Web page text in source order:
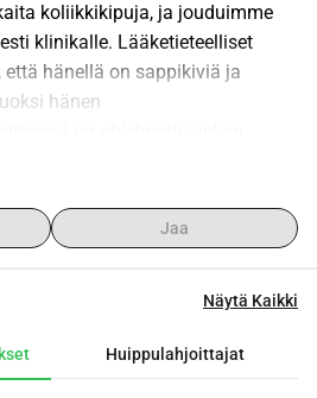
koliikkikipuja, ja jouduimme
klinikalle. Lääketieteelliset
hänellä on sappikiviä ja
hänen
jotta sappirakon tulehdus
kuluista, mutta puuttuu vielä 3,486
loppuunsaattamiseksi
niille, jotka haluavat tukea
solidaarisuuden, hyvän
Jaa
Näytä Kaikki
Huippulahjoittajat